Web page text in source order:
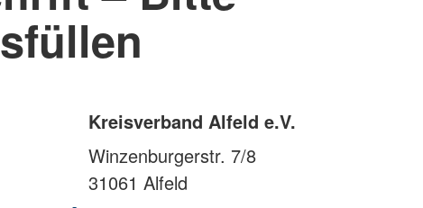
Kreisverband Alfeld e.V.
Winzenburgerstr. 7/8
31061 Alfeld